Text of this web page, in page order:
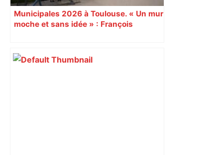
Municipales 2026 à Toulouse. « Un mur
moche et sans idée » : François
Augustins